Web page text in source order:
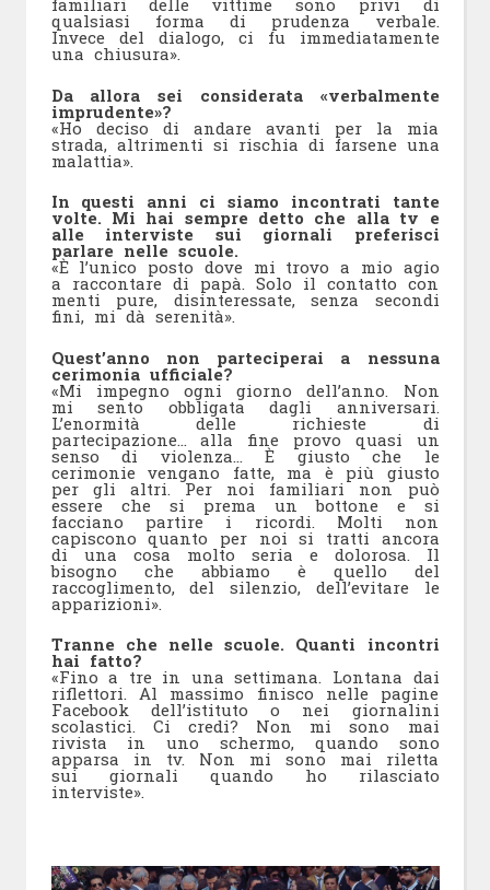
familiari delle vittime sono privi di
qualsiasi forma di prudenza verbale.
Invece del dialogo, ci fu immediatamente
una chiusura».
Da allora sei considerata «verbalmente
imprudente»?
«Ho deciso di andare avanti per la mia
strada, altrimenti si rischia di farsene una
malattia».
In questi anni ci siamo incontrati tante
volte. Mi hai sempre detto che alla tv e
alle interviste sui giornali preferisci
parlare nelle scuole.
«È l’unico posto dove mi trovo a mio agio
a raccontare di papà. Solo il contatto con
menti pure, disinteressate, senza secondi
fini, mi dà serenità».
Quest’anno non parteciperai a nessuna
cerimonia ufficiale?
«Mi impegno ogni giorno dell’anno. Non
mi sento obbligata dagli anniversari.
L’enormità delle richieste di
partecipazione… alla fine provo quasi un
senso di violenza… È giusto che le
cerimonie vengano fatte, ma è più giusto
per gli altri. Per noi familiari non può
essere che si prema un bottone e si
facciano partire i ricordi. Molti non
capiscono quanto per noi si tratti ancora
di una cosa molto seria e dolorosa. Il
bisogno che abbiamo è quello del
raccoglimento, del silenzio, dell’evitare le
apparizioni».
Tranne che nelle scuole. Quanti incontri
hai fatto?
«Fino a tre in una settimana. Lontana dai
riflettori. Al massimo finisco nelle pagine
Facebook dell’istituto o nei giornalini
scolastici. Ci credi? Non mi sono mai
rivista in uno schermo, quando sono
apparsa in tv. Non mi sono mai riletta
sui giornali quando ho rilasciato
interviste».